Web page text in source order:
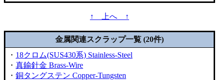
↑ 上へ ↑
金属関連スクラップ一覧 (20件)
・ 18クロム(SUS430系) Stainless-Steel
・ 真鍮針金 Brass-Wire
・ 銅タングステン Copper-Tungsten